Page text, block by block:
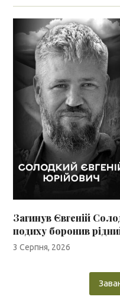
Загинув Євгеній
подиху боронив
3 Серпня, 2026